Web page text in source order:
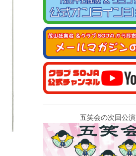
五笑会の次回公演